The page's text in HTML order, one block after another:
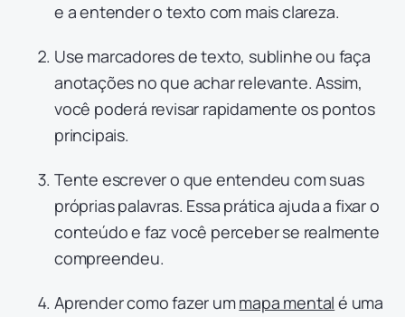
e a entender o texto com mais clareza.
Use marcadores de texto, sublinhe ou faça
anotações no que achar relevante. Assim,
você poderá revisar rapidamente os pontos
principais.
Tente escrever o que entendeu com suas
próprias palavras. Essa prática ajuda a fixar o
conteúdo e faz você perceber se realmente
compreendeu.
Aprender como fazer ummapa mental é uma